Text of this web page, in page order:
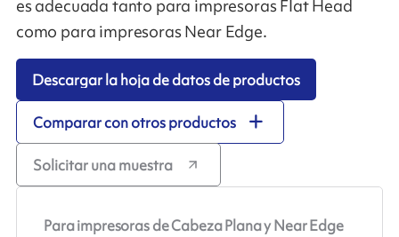
es adecuada tanto para impresoras Flat Head
como para impresoras Near Edge.
Descargar la hoja de datos de productos
Comparar con otros productos
Solicitar una muestra
Para impresoras de Cabeza Plana y Near Edge